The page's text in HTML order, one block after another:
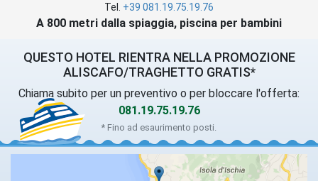
Tel. +39 081.19.75.19.76
A 800 metri dalla spiaggia, piscina per bambini
QUESTO HOTEL RIENTRA NELLA PROMOZIONE
ALISCAFO/TRAGHETTO GRATIS*
Chiama subito per un preventivo o per bloccare l'offerta:
081.19.75.19.76
* Fino ad esaurimento posti.